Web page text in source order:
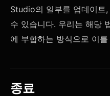
Studio의 일부를 업데이트
수 있습니다. 우리는 해당
에 부합하는 방식으로 이
종료